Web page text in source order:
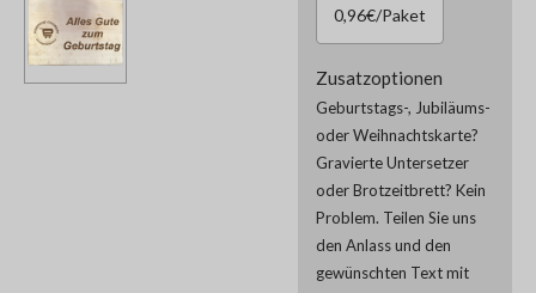
0,96€/Paket
Zusatzoptionen
Geburtstags-, Jubiläums-
oder Weihnachtskarte?
Gravierte Untersetzer
oder Brotzeitbrett? Kein
Problem. Teilen Sie uns
den Anlass und den
gewünschten Text mit